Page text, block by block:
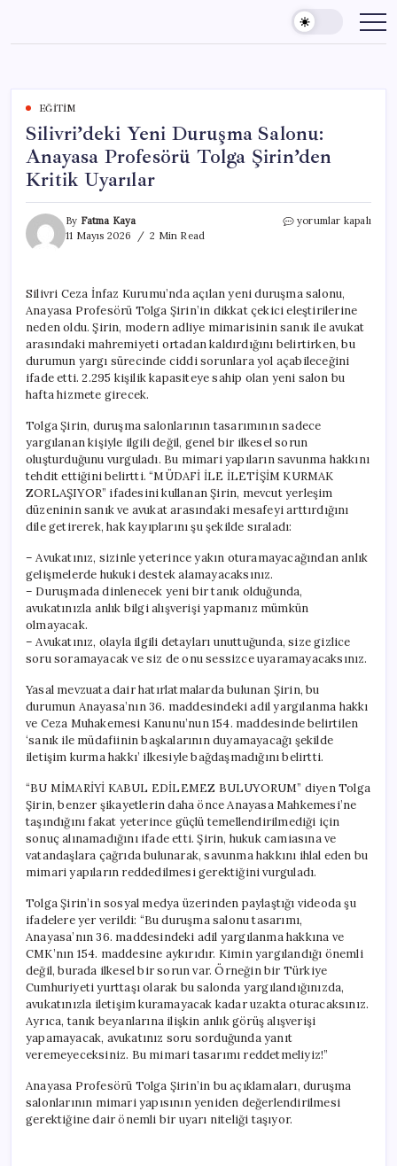
content
EĞITIM
Silivri’deki Yeni Duruşma Salonu:
Anayasa Profesörü Tolga Şirin’den
Kritik Uyarılar
By Fatma Kaya
11 Mayıs 2026
2 Min Read
Silivri’deki
Profesörü
Tolga
Şirin’den
Kritik
Uyarılar
için
yorumlar kapalı
Silivri Ceza İnfaz Kurumu’nda açılan yeni duruşma salonu,
Anayasa Profesörü Tolga Şirin’in dikkat çekici eleştirilerine
neden oldu. Şirin, modern adliye mimarisinin sanık ile avukat
arasındaki mahremiyeti ortadan kaldırdığını belirtirken, bu
durumun yargı sürecinde ciddi sorunlara yol açabileceğini
ifade etti. 2.295 kişilik kapasiteye sahip olan yeni salon bu
hafta hizmete girecek.
Tolga Şirin, duruşma salonlarının tasarımının sadece
yargılanan kişiyle ilgili değil, genel bir ilkesel sorun
oluşturduğunu vurguladı. Bu mimari yapıların savunma hakkını
tehdit ettiğini belirtti. “MÜDAFİ İLE İLETİŞİM KURMAK
ZORLAŞIYOR” ifadesini kullanan Şirin, mevcut yerleşim
düzeninin sanık ve avukat arasındaki mesafeyi arttırdığını
dile getirerek, hak kayıplarını şu şekilde sıraladı:
– Avukatınız, sizinle yeterince yakın oturamayacağından anlık
gelişmelerde hukuki destek alamayacaksınız.
– Duruşmada dinlenecek yeni bir tanık olduğunda,
avukatınızla anlık bilgi alışverişi yapmanız mümkün
olmayacak.
– Avukatınız, olayla ilgili detayları unuttuğunda, size gizlice
soru soramayacak ve siz de onu sessizce uyaramayacaksınız.
Yasal mevzuata dair hatırlatmalarda bulunan Şirin, bu
durumun Anayasa’nın 36. maddesindeki adil yargılanma hakkı
ve Ceza Muhakemesi Kanunu’nun 154. maddesinde belirtilen
‘sanık ile müdafiinin başkalarının duyamayacağı şekilde
iletişim kurma hakkı’ ilkesiyle bağdaşmadığını belirtti.
“BU MİMARİYİ KABUL EDİLEMEZ BULUYORUM” diyen Tolga
Şirin, benzer şikayetlerin daha önce Anayasa Mahkemesi’ne
taşındığını fakat yeterince güçlü temellendirilmediği için
sonuç alınamadığını ifade etti. Şirin, hukuk camiasına ve
vatandaşlara çağrıda bulunarak, savunma hakkını ihlal eden bu
mimari yapıların reddedilmesi gerektiğini vurguladı.
Tolga Şirin’in sosyal medya üzerinden paylaştığı videoda şu
ifadelere yer verildi: “Bu duruşma salonu tasarımı,
Anayasa’nın 36. maddesindeki adil yargılanma hakkına ve
CMK’nın 154. maddesine aykırıdır. Kimin yargılandığı önemli
değil, burada ilkesel bir sorun var. Örneğin bir Türkiye
Cumhuriyeti yurttaşı olarak bu salonda yargılandığınızda,
avukatınızla iletişim kuramayacak kadar uzakta oturacaksınız.
Ayrıca, tanık beyanlarına ilişkin anlık görüş alışverişi
yapamayacak, avukatınız soru sorduğunda yanıt
veremeyeceksiniz. Bu mimari tasarımı reddetmeliyiz!”
Anayasa Profesörü Tolga Şirin’in bu açıklamaları, duruşma
salonlarının mimari yapısının yeniden değerlendirilmesi
gerektiğine dair önemli bir uyarı niteliği taşıyor.